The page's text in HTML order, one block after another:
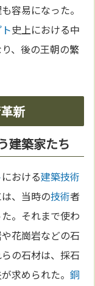
容易になった。
史上における中
、後の王朝の繁
新
建築家たち
における建築技術
、当時の技術者
。それまで使わ
花崗岩などの石
の石材は、採石
求められた。銅